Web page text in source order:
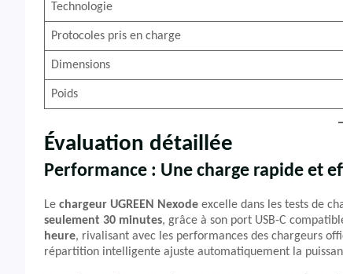
Technologie
Protocoles pris en charge
Dimensions
Poids
Évaluation détaillée
Performance : Une charge rapide et
Le chargeur UGREEN Nexode excelle dans les tests de
seulement 30 minutes, grâce à son port USB-C
heure, rivalisant avec les performances des chargeurs
répartition intelligente ajuste automatiquement la